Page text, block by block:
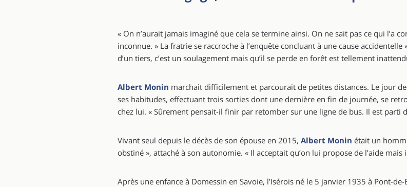
« On n’aurait jamais imaginé que cela se termine ainsi. On ne sait pas ce qui l’a
inconnue. » La fratrie se raccroche à l’enquête concluant à une cause
d’un tiers, c’est un soulagement mais qu’il se perde en forêt est tellement
Albert Monin marchait difficilement et parcourait de petites distances. Le jour
ses habitudes, effectuant trois sorties dont une dernière en fin de journée, se
chez lui. « Sûrement pensait-il finir par retomber sur une ligne de bus. Il est parti
Vivant seul depuis le décès de son épouse en 2015, Albert Monin était un
obstiné », attaché à son autonomie. « Il acceptait qu’on lui propose de l’aide mais
Après une enfance à Domessin en Savoie, l’Isérois né le 5 janvier 1935 à Pont-